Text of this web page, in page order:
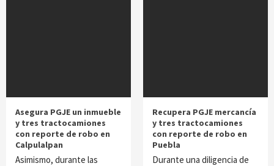
Asegura PGJE un inmueble
y tres tractocamiones
con reporte de robo en
Calpulalpan
Asimismo, durante las
Recupera PGJE mercancía
y tres tractocamiones
con reporte de robo en
Puebla
Durante una diligencia de